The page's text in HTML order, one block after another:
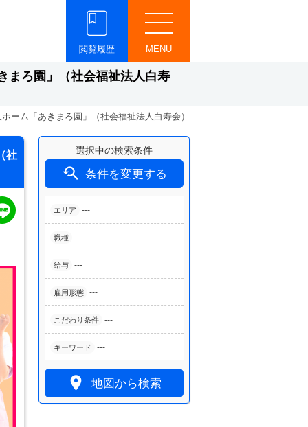
MENU
閲覧履歴
まろ園」（社会福祉法人白寿
ーム「あきまろ園」（社会福祉法人白寿会）
選択中の検索条件
 条件を変更する
エリア ---
職種 ---
給与 ---
雇用形態 ---
こだわり条件 ---
キーワード ---
 地図から検索
社